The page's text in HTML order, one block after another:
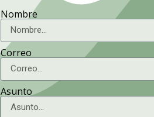
Nombre
Correo
Asunto